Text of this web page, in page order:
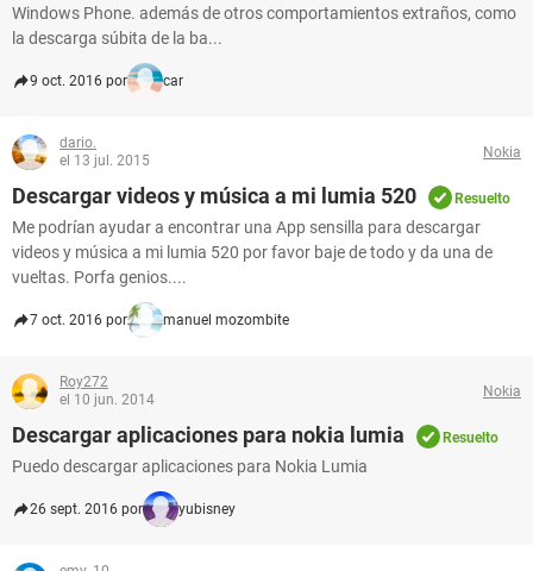
Windows Phone. además de otros comportamientos extraños, como
la descarga súbita de la ba...
9 oct. 2016 por car
dario.
el 13 jul. 2015
Nokia
Descargar videos y música a mi lumia 520 Resuelto
Me podrían ayudar a encontrar una App sensilla para descargar
videos y música a mi lumia 520 por favor baje de todo y da una de
vueltas. Porfa genios....
7 oct. 2016 por manuel mozombite
Roy272
el 10 jun. 2014
Nokia
Descargar aplicaciones para nokia lumia Resuelto
Puedo descargar aplicaciones para Nokia Lumia
26 sept. 2016 por yubisney